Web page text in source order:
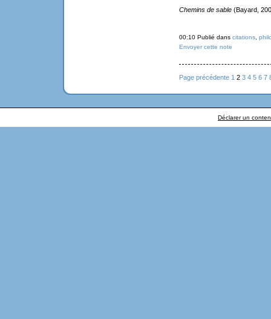
Chemins de sable(Bayard,
00:10 Publié dans citations,
Envoyer cette note
Page précédente 1 2 3 4 5 6 7
Déclarer un